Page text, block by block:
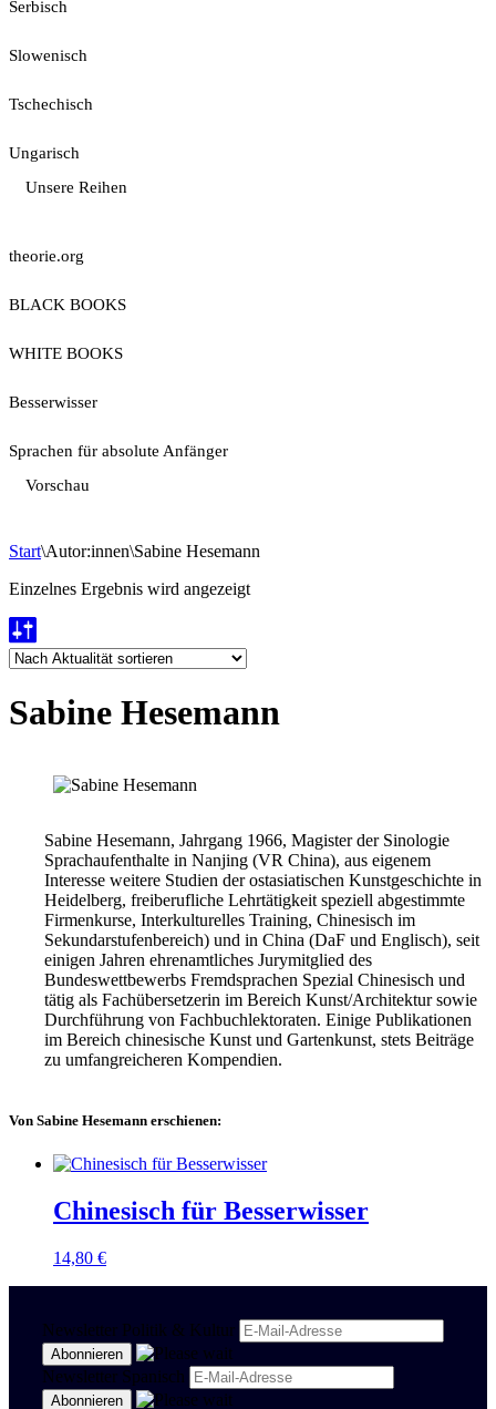
Serbisch
Slowenisch
Tschechisch
Ungarisch
Unsere Reihen
theorie.org
BLACK BOOKS
WHITE BOOKS
Besserwisser
Sprachen für absolute Anfänger
Vorschau
Start\Autor:innen\Sabine Hesemann
Einzelnes Ergebnis wird angezeigt
Sabine Hesemann
Sabine Hesemann, Jahrgang 1966, Magister der Sinologie
Sprachaufenthalte in Nanjing (VR China), aus eigenem
Interesse weitere Studien der ostasiatischen Kunstgeschichte in
Heidelberg, freiberufliche Lehrtätigkeit speziell abgestimmte
Firmenkurse, Interkulturelles Training, Chinesisch im
Sekundarstufenbereich) und in China (DaF und Englisch), seit
einigen Jahren ehrenamtliches Jurymitglied des
Bundeswettbewerbs Fremdsprachen Spezial Chinesisch und
tätig als Fachübersetzerin im Bereich Kunst/Architektur sowie
Durchführung von Fachbuchlektoraten. Einige Publikationen
im Bereich chinesische Kunst und Gartenkunst, stets Beiträge
zu umfangreicheren Kompendien.
Von Sabine Hesemann erschienen:
Chinesisch für Besserwisser
14,80 €
Newsletter Politik & Kultur
Newsletter Spanisch